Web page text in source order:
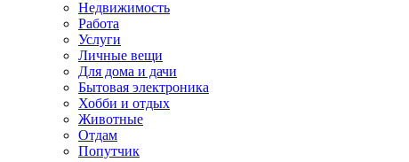
Недвижимость
Работа
Услуги
Личные вещи
Для дома и дачи
Бытовая электроника
Хобби и отдых
Животные
Отдам
Попутчик